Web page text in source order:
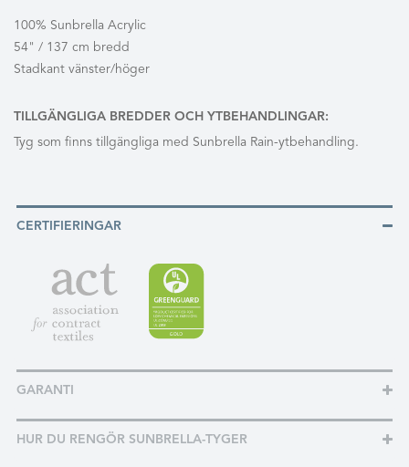
100% Sunbrella Acrylic
54" / 137 cm bredd
Stadkant vänster/höger
TILLGÄNGLIGA BREDDER OCH YTBEHANDLINGAR:
Tyg som finns tillgängliga med Sunbrella Rain-ytbehandling.
CERTIFIERINGAR
GARANTI
HUR DU RENGÖR SUNBRELLA-TYGER